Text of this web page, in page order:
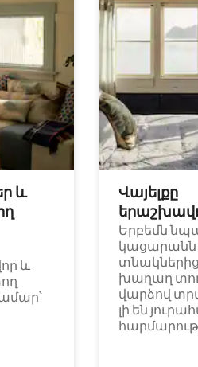
և
և
Վայելքը
Երբեմն
կացարանն
խաղաղ
վարձով
լի են